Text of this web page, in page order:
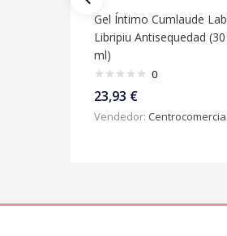
Gel Íntimo Cumlaude Lab
Libripiu Antisequedad (30
ml)
0
23,93 €
Vendedor: Centrocomercialdigital